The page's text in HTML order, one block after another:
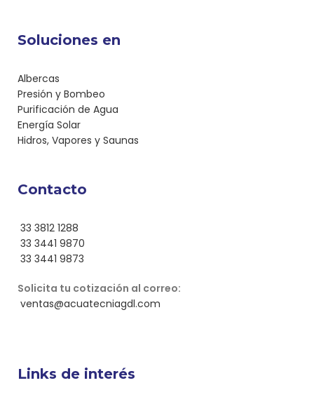
Soluciones en
Albercas
Presión y Bombeo
Purificación de Agua
Energía Solar
Hidros, Vapores y Saunas
Contacto
33 3812 1288
33 3441 9870
33 3441 9873
Solicita tu cotización al correo:
ventas@acuatecniagdl.com
Links de interés